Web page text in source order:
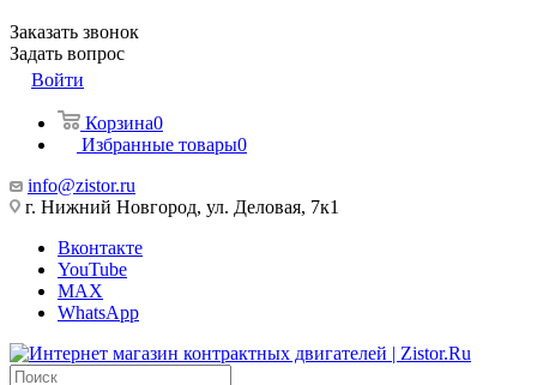
Заказать звонок
Задать вопрос
Войти
Корзина0
Избранные товары0
info@zistor.ru
г. Нижний Новгород, ул. Деловая, 7к1
Вконтакте
YouTube
MAX
WhatsApp